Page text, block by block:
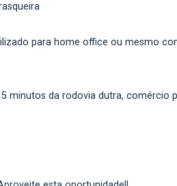
para home office ou mesmo
minutos da rodovia dutra, comércio